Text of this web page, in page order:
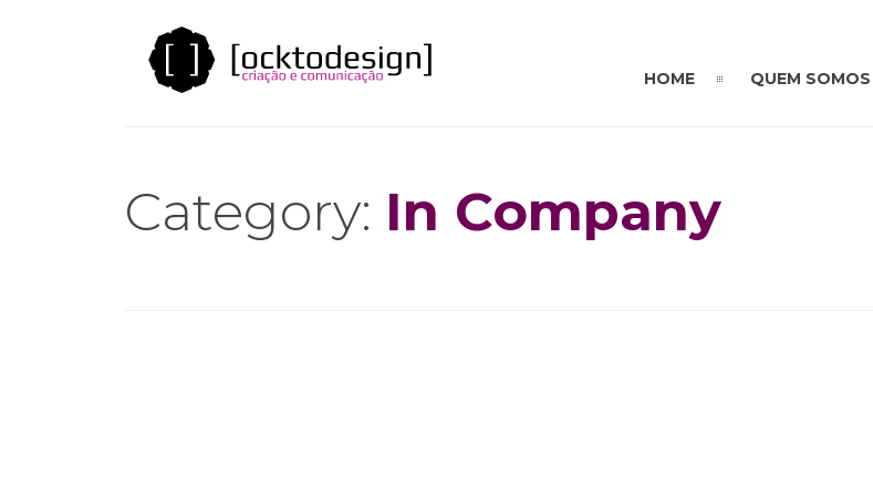
HOME QUEM SOMOS
Category: In Company